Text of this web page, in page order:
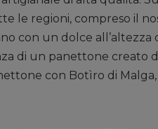
le regioni, compreso il
con un dolce all’altezza
di un panettone creato
con Botìro di